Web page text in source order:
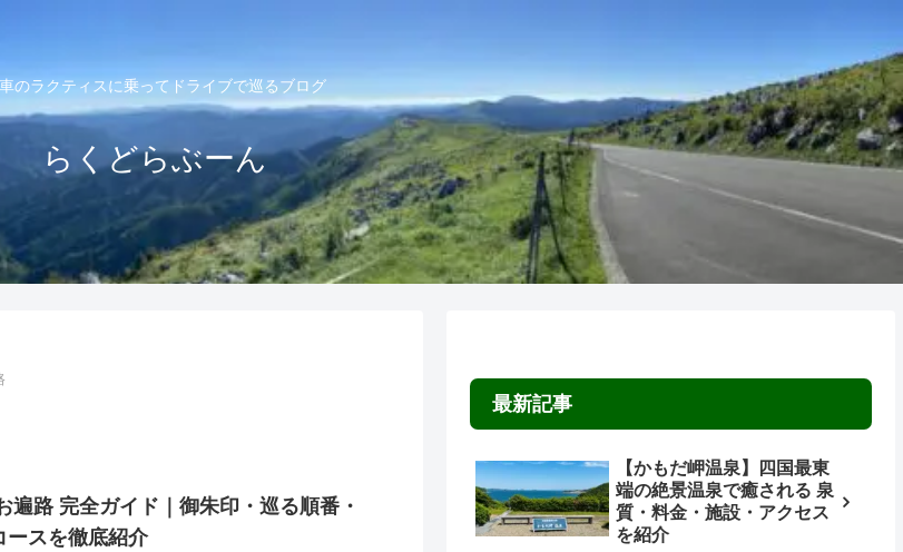
のラクティスに乗ってドライブで巡るブログ
らくどらぶーん
遍路 完全ガイド｜御朱印・巡る順番・
ースを徹底紹介
最新記事
【かもだ岬温泉】四国最東
端の絶景温泉で癒される 泉
質・料金・施設・アクセス
を紹介